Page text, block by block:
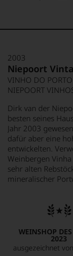
2003
Niepoort
VINHO DO
NIEPOORT
Dirk van der
besten seines
Jahr 2003
dafür aber eine
entwickelten.
Weinbergen
sehr alten
mineralischer
WEINSHOP DES
2023
ausgezeichnet